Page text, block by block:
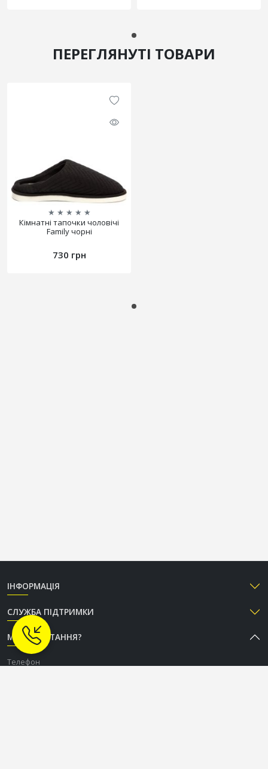
ПЕРЕГЛЯНУТІ ТОВАРИ
★ ★ ★ ★ ★
Кімнатні тапочки чоловічі
Family чорні
730 грн
ІНФОРМАЦІЯ
СЛУЖБА ПІДТРИМКИ
МАЄТЕ ПИТАННЯ?
Телефон